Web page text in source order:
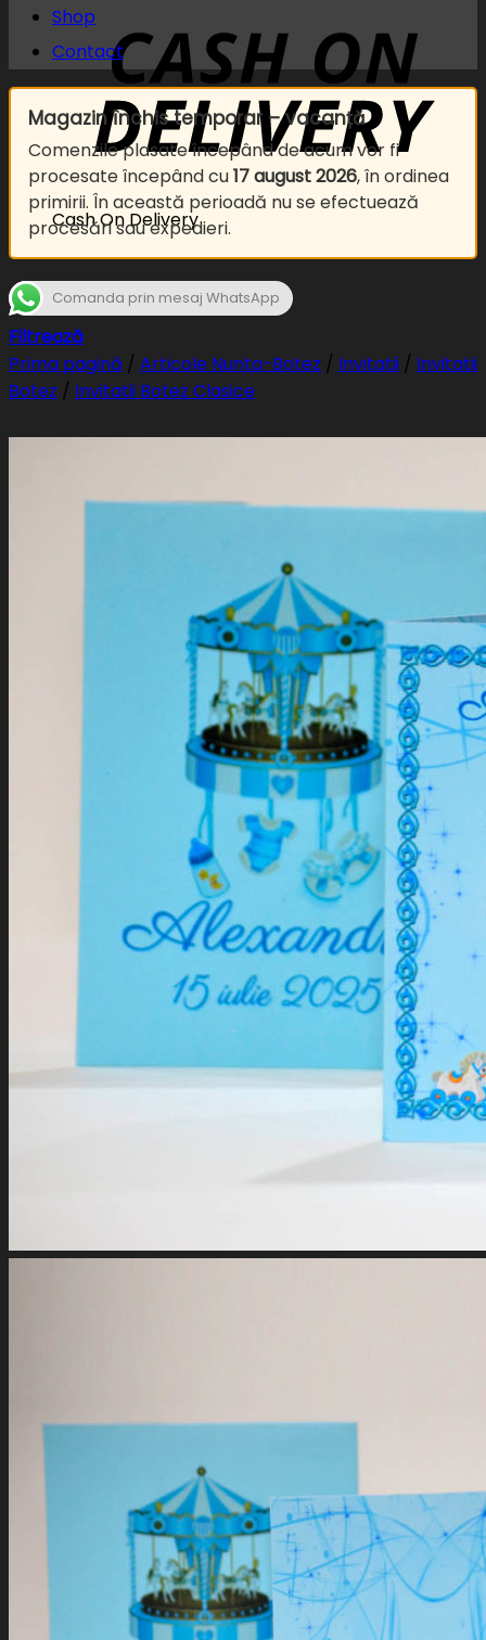
Cash On Delivery
Shop
Contact
Magazin închis temporar – vacanță
Comenzile plasate începând de acum vor fi
procesate începând cu17 august 2026, în ordinea
primirii. În această perioadă nu se efectuează
procesări sau expedieri.
Comanda prin mesaj WhatsApp
Filtrează
Prima pagină / Articole Nunta-Botez / Invitatii / Invitatii
Botez / Invitatii Botez Clasice